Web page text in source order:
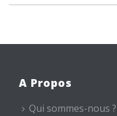
A Propos
Qui sommes-nous ?